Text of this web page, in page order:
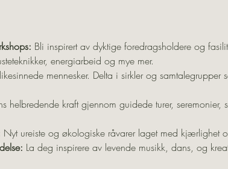
Bli inspirert av dyktige foredragsholdere og
energiarbeid og mye mer.
mennesker. Delta i sirkler og samtalegrupper
helbredende kraft gjennom guidede turer, seremonier,
Nyt ureiste og økologiske råvarer laget med kjærlighet
La deg inspirere av levende musikk, dans, og